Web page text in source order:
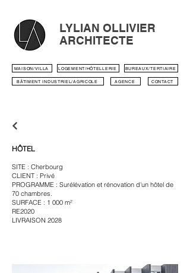
LYLIAN OLLIVIER
ARCHITECTE
BÂTIMENT INDUSTRIEL/AGRICOLE AGENCE CONTACT
BUREAUX/TERTIAIRE
MAISON/VILLA LOGEMENT/HÔTELLERIE
HÔTEL
SITE : Cherbourg
CLIENT : Privé
PROGRAMME : Surélévation et rénovation d'un hôtel de
70 chambres.
SURFACE : 1 000 m²
RE2020
LIVRAISON 2028